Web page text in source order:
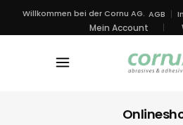
Willkommen bei der Cornu AG. AGB
Mein Account